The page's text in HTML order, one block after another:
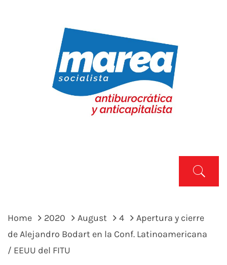
MAREA SOCIALISTA
Home 2020 August 4
Apertura y cierre
de Alejandro Bodart en la Conf. Latinoamericana
/ EEUU del FITU